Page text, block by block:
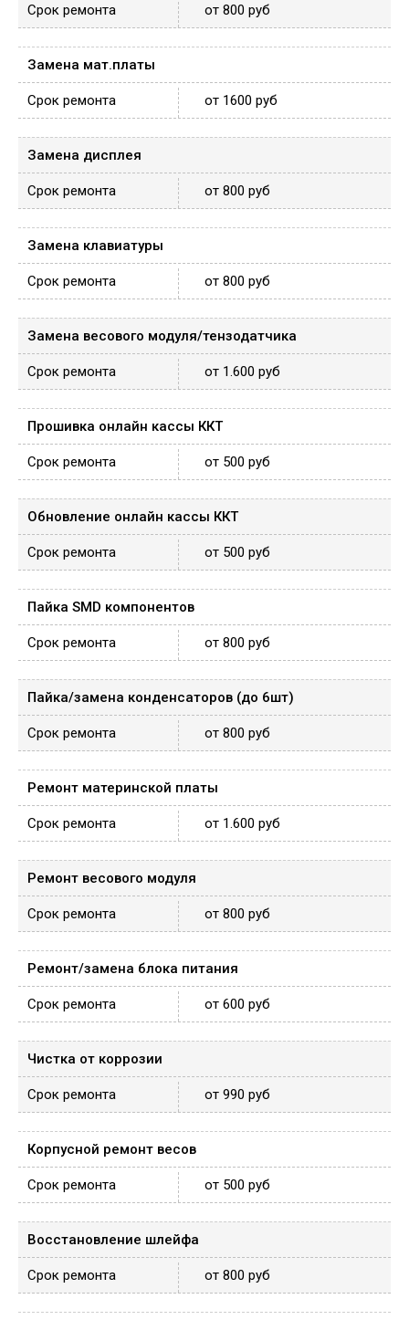
от 800 руб
Замена мат.платы
от 1600 руб
Замена дисплея
от 800 руб
Замена клавиатуры
от 800 руб
Замена весового модуля/тензодатчика
от 1.600 руб
Прошивка онлайн кассы ККТ
от 500 руб
Обновление онлайн кассы ККТ
от 500 руб
Пайка SMD компонентов
от 800 руб
Пайка/замена конденсаторов (до 6шт)
от 800 руб
Ремонт материнской платы
от 1.600 руб
Ремонт весового модуля
от 800 руб
Ремонт/замена блока питания
от 600 руб
Чистка от коррозии
от 990 руб
Корпусной ремонт весов
от 500 руб
Восстановление шлейфа
от 800 руб